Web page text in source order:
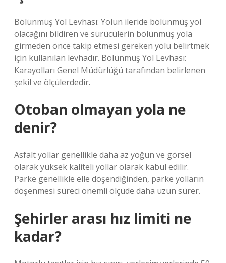
Bölünmüş Yol Levhası: Yolun ileride bölünmüş yol
olacağını bildiren ve sürücülerin bölünmüş yola
girmeden önce takip etmesi gereken yolu belirtmek
için kullanılan levhadır. Bölünmüş Yol Levhası:
Karayolları Genel Müdürlüğü tarafından belirlenen
şekil ve ölçülerdedir.
Otoban olmayan yola ne
denir?
Asfalt yollar genellikle daha az yoğun ve görsel
olarak yüksek kaliteli yollar olarak kabul edilir.
Parke genellikle elle döşendiğinden, parke yolların
döşenmesi süreci önemli ölçüde daha uzun sürer.
Şehirler arası hız limiti ne
kadar?